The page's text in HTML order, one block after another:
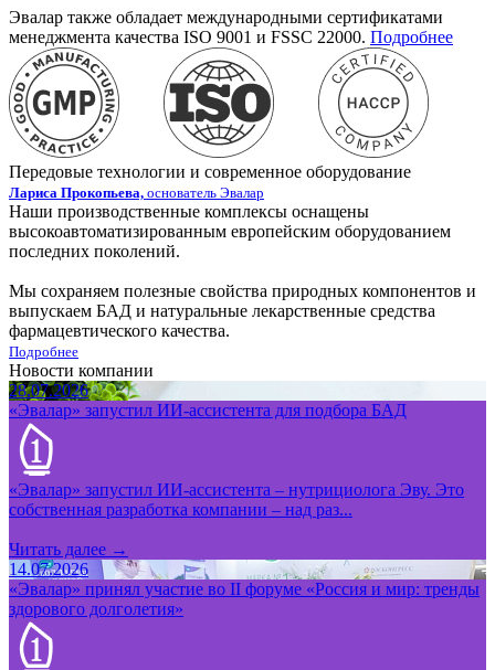
Эвалар также обладает международными сертификатами
менеджмента качества ISO 9001 и FSSC 22000. Подробнее
Передовые технологии и современное оборудование
Лариса Прокопьева, основатель Эвалар
Наши производственные комплексы оснащены
высокоавтоматизированным европейским оборудованием
последних поколений.
Мы сохраняем полезные свойства природных компонентов и
выпускаем БАД и натуральные лекарственные средства
фармацевтического качества.
Подробнее
Новости компании
28.07.2026
«Эвалар» запустил ИИ-ассистента для подбора БАД
«Эвалар» запустил ИИ-ассистента – нутрициолога Эву. Это
собственная разработка компании – над раз...
Читать далее →
14.07.2026
«Эвалар» принял участие во II форуме «Россия и мир: тренды
здорового долголетия»